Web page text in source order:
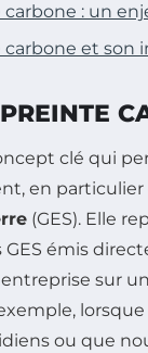
: un
et son
clé qui
en
(GES). Elle
GES émis
sur
ou que